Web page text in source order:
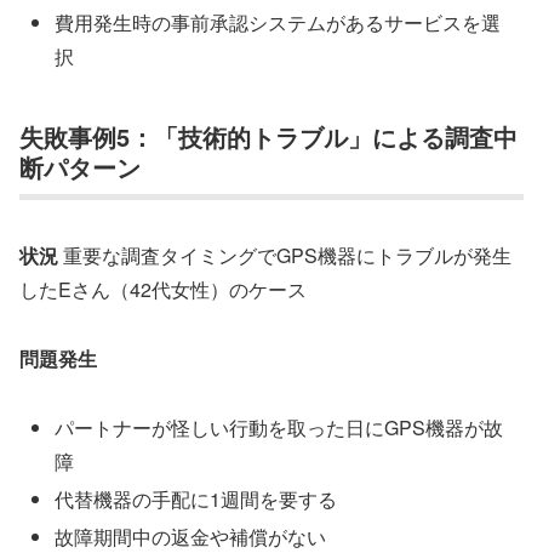
費用発生時の事前承認システムがあるサービスを選
択
失敗事例5：「技術的トラブル」による調査中
断パターン
状況重要な調査タイミングでGPS機器にトラブルが発生
したEさん（42代女性）のケース
問題発生
パートナーが怪しい行動を取った日にGPS機器が故
障
代替機器の手配に1週間を要する
故障期間中の返金や補償がない